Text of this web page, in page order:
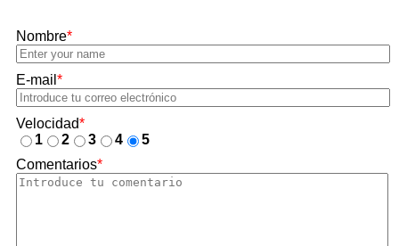
Nombre*
E-mail *
Velocidad*
1
2 3 4
5
Comentarios*